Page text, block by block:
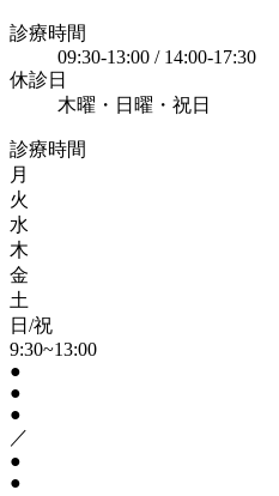
診療時間
09:30-13:00 / 14:00-17:30
休診日
木曜・日曜・祝日
診療時間
月
火
水
木
金
土
日/祝
9:30~13:00
●
●
●
／
●
●